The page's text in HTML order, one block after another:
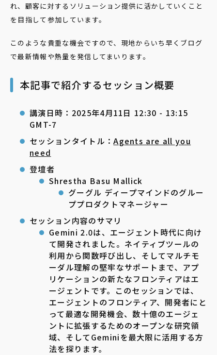
れ、顧客に対するソリューション提供に活かしていくこと
を目指して参加しています。
このような貴重な機会ですので、現地からいち早くブログ
で最新情報や熱量を発信してまいります。
本記事で紹介するセッション概要
講演日時：2025年4月11日 12:30 - 13:15
GMT-7
セッションタイトル：Agents are all you
need
登壇者
Shrestha Basu Mallick
グーグル ディープマインドのグルー
ププロダクトマネージャー
セッション内容のサマリ
Gemini 2.0は、エージェント時代に向け
て開発されました。ネイティブツールの
利用から関数呼び出し、そしてマルチモ
ーダル理解の堅牢なサポートまで、アプ
リケーションの新たなフロンティアはエ
ージェントです。このセッションでは、
エージェントのフロンティア、開発者にと
って最適な開発機会、数十億のエージェ
ントに拡張するためのオープンな研究領
域、そしてGeminiを最大限に活用する方
法を探ります。